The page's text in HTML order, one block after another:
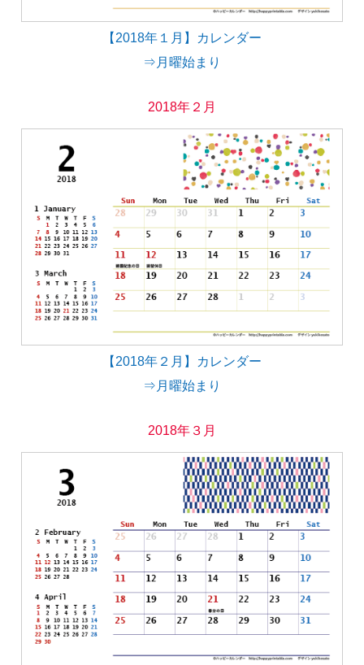
【2018年１月】カレンダー
⇒月曜始まり
2018年２月
【2018年２月】カレンダー
⇒月曜始まり
2018年３月